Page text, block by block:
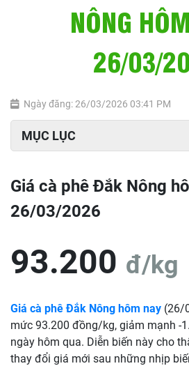
NÔNG
26/03/
Ngày đăng: 26/03/2026 03:41 PM
MỤC LỤC
Giá cà phê Đắk Nông
26/03/2026
93.200 đ/kg
Giá cà phê Đắk Nông hôm nay (26/
mức 93.200 đồng/kg, giảm mạnh -
ngày hôm qua. Diễn biến này cho
thay đổi giá mới sau những nhịp